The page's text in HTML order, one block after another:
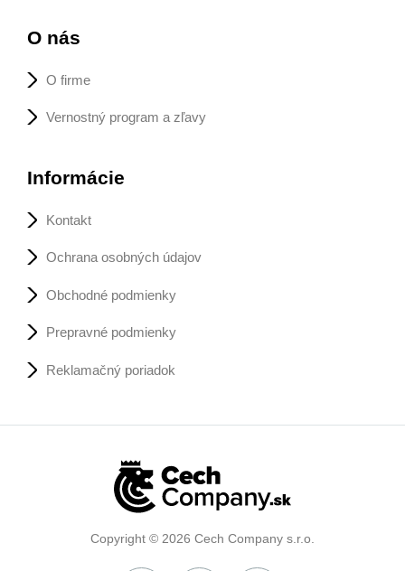
O nás
O firme
Vernostný program a zľavy
Informácie
Kontakt
Ochrana osobných údajov
Obchodné podmienky
Prepravné podmienky
Reklamačný poriadok
Copyright © 2026 Cech Company s.r.o.